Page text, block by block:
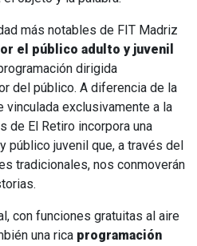
más notables de FIT Madriz
el público adulto y juvenil
dirigida
del público. A diferencia de la
vinculada exclusivamente a la
de El Retiro incorpora una
público juvenil que, a través del
tradicionales, nos conmoverán
con funciones gratuitas al aire
una rica programación